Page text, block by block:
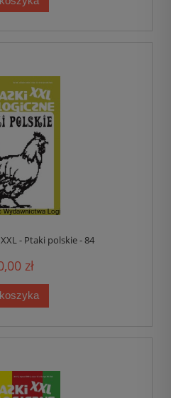
- Ptaki polskie - 84
zł